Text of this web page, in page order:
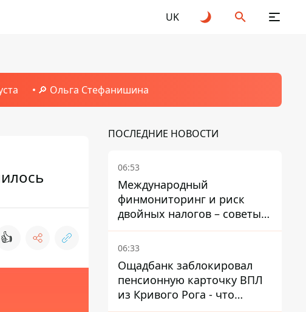
UK
🔎 Ольга Стефанишина
👍
ПОСЛЕДНИЕ НОВОСТИ
06:53
Международный
финмониторинг и риск
двойных налогов – советы
украинцам в Польше
06:33
Ощадбанк заблокировал
пенсионную карточку ВПЛ
из Кривого Рога - что
решил суд